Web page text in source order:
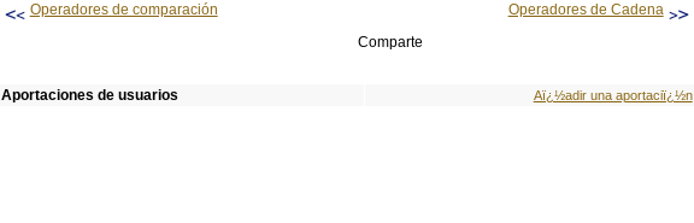
Operadores de comparación
Operadores de Cadena
Comparte
Aportaciones de usuarios Aï¿½adir una aportaciï¿½n